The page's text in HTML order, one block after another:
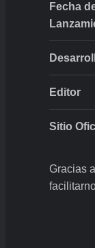
Fecha
Editor
Sitio
Gracias a